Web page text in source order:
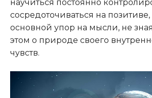
научиться постоянно
сосредоточиваться на позитиве,
основной упор на мысли, не
этом о природе своего
чувств.